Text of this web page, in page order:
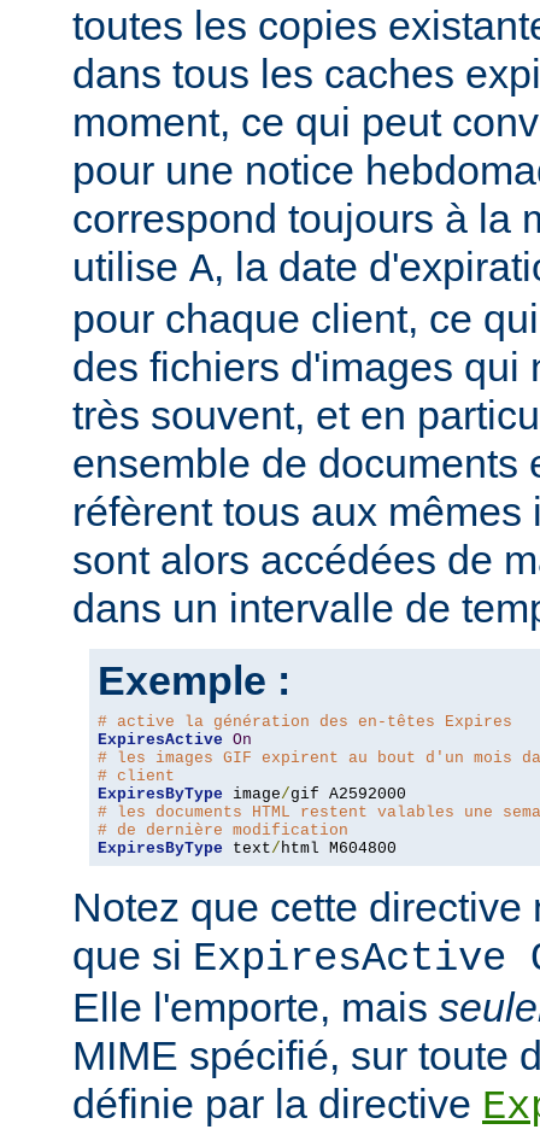
toutes les copies
dans tous les caches
moment, ce qui peut
pour une notice
correspond toujours à la
utilise A, la date
pour chaque client, ce
des fichiers d'images qui
très souvent, et en
ensemble de documents
réfèrent tous aux
sont alors accédées de
dans un intervalle de
Exemple :
# active la génération des en-têtes Expires
ExpiresActive On
# les images GIF expirent au bout d'un mois
# client
ExpiresByType image/
# les documents HTML restent valables une
# de dernière modification
ExpiresByType text/ html M604800
Notez que cette directive
que si ExpiresActive
Elle l'emporte, mais
MIME spécifié, sur toute
définie par la directive